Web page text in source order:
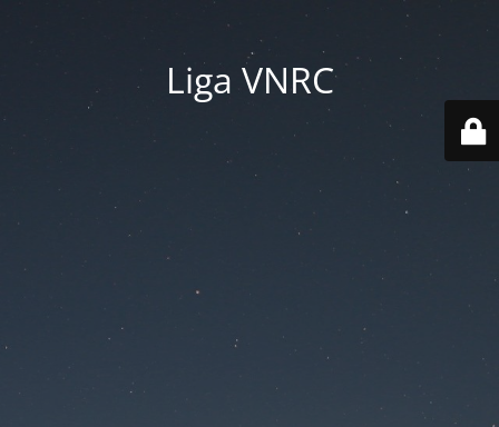
Liga VNRC